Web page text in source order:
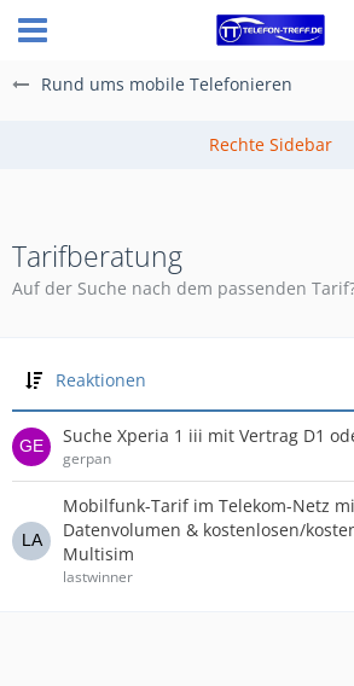
Rund ums mobile Telefonieren
Tarifberatung
Auf der Suche nach dem passenden
Reaktionen
Suche Xperia 1 iii mit Vertrag D1
gerpan
Mobilfunk-Tarif im Telekom-Netz
Datenvolumen & kostenlosen/
Multisim
lastwinner